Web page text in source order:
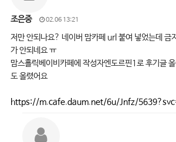
조은중 02.06 13:21
저만 안되나요? 네이버 맘카페 url 붙여 넣었는데 금
가 안되네요 ㅠ
맘스홀릭베이비카페에 작성자엔도르핀1로 후기글
도 올렸어요
https://m.cafe.daum.net/6u/Jnfz/